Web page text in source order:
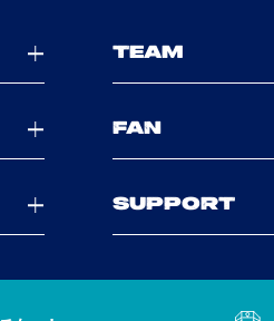
TEAM
FAN
SUPPORT